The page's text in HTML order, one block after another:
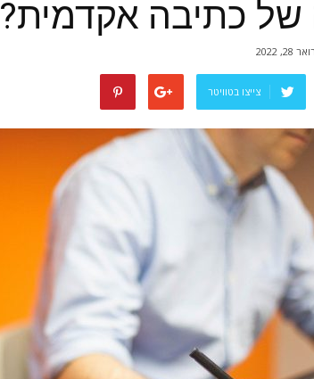
של כתיבה אקדמית?
2022
צייצו בטוויטר